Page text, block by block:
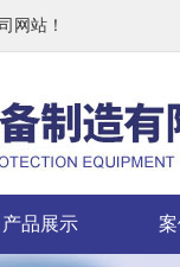
网站！
产品展示